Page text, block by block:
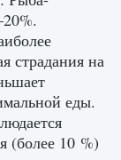
страдания на
еды.
(более 10 %)